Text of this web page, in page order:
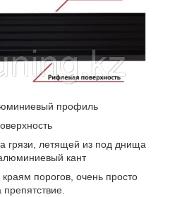
профиль
грязи, летящей из под днища
кант
порогов, очень просто